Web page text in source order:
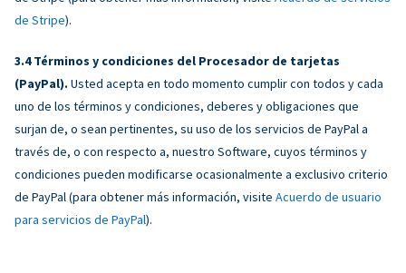
de Stripe).
Términos y condiciones del Procesador de tarjetas
(PayPal). Usted acepta en todo momento cumplir con todos y cada
uno de los términos y condiciones, deberes y obligaciones que
surjan de, o sean pertinentes, su uso de los servicios de PayPal a
través de, o con respecto a, nuestro Software, cuyos términos y
condiciones pueden modificarse ocasionalmente a exclusivo criterio
de PayPal (para obtener más información, visite Acuerdo de usuario
para servicios de PayPal).